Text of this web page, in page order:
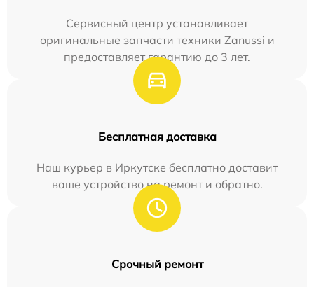
Сервисный центр устанавливает
оригинальные запчасти техники Zanussi и
предоставляет гарантию до 3 лет.
Бесплатная доставка
Наш курьер в Иркутске бесплатно доставит
ваше устройство на ремонт и обратно.
Срочный ремонт